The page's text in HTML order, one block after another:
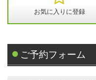
お気に入りに登録
ご予約フォーム